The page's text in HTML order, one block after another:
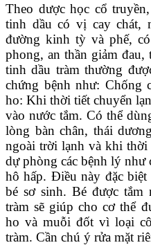
Theo dược học cổ
tinh dầu có vị cay chát,
đường kinh tỳ và phế,
phong, an thần giảm
tinh dầu tràm thường
chứng bệnh như: Chống
ho: Khi thời tiết chuyển
vào nước tắm. Có thể
lòng bàn chân, thái
ngoài trời lạnh và khi
dự phòng các bệnh lý như
hô hấp. Điều này đặc
bé sơ sinh. Bé được tắm
tràm sẽ giúp cho cơ thể
ho và muỗi đốt vì loại
tràm. Cần chú ý rửa mặt